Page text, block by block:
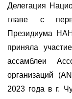
Делегация
главе с
Президиума
приняла
ассамблеи
организаций
2023 года в г.